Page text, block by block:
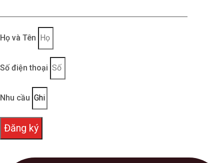
Họ và Tên
Số điện thoại
Nhu cầu
Đăng ký